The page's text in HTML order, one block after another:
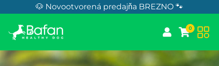
Skip to Content🐶 Novootvorená predajňa BREZNO 🐾
0